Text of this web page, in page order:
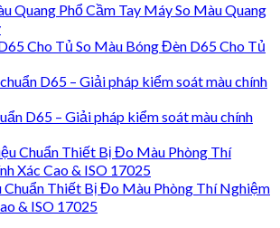
Máy So Màu Quang
Bóng Đèn D65 Cho Tủ
D65 – Giải pháp kiểm soát màu chính
Chuẩn Thiết Bị Đo Màu Phòng Thí Nghiệm
& ISO 17025